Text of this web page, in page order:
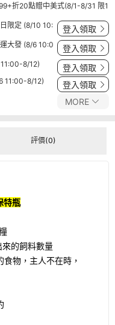
折20點贈中美式(8/1-8/31 限1
限定 (8/10 10:
登入領取
大發 (8/6 10:0
登入領取
8/12) 登入領取
11:00-8/12) 登入領取
MORE
評價(0)
特瓶
的飼料數量
物，主人不在時，